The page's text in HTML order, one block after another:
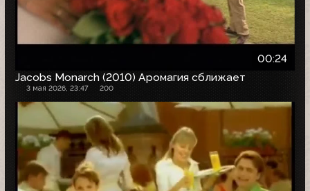
00:24
Jacobs Monarch (2010) Аромагия сближает
3 мая 2026, 23:47 200